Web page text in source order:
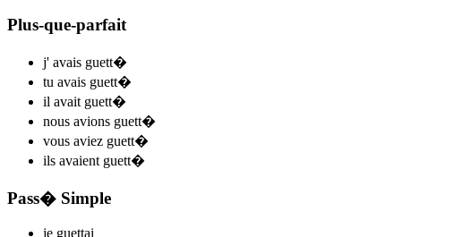
Plus-que-parfait
j' avais guett�
tu avais guett�
il avait guett�
nous avions guett�
vous aviez guett�
ils avaient guett�
Pass� Simple
je guettai